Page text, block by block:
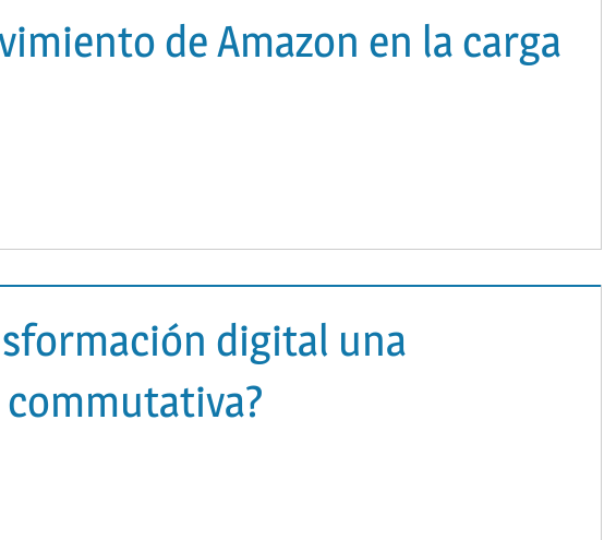
de Amazon en la carga
digital una